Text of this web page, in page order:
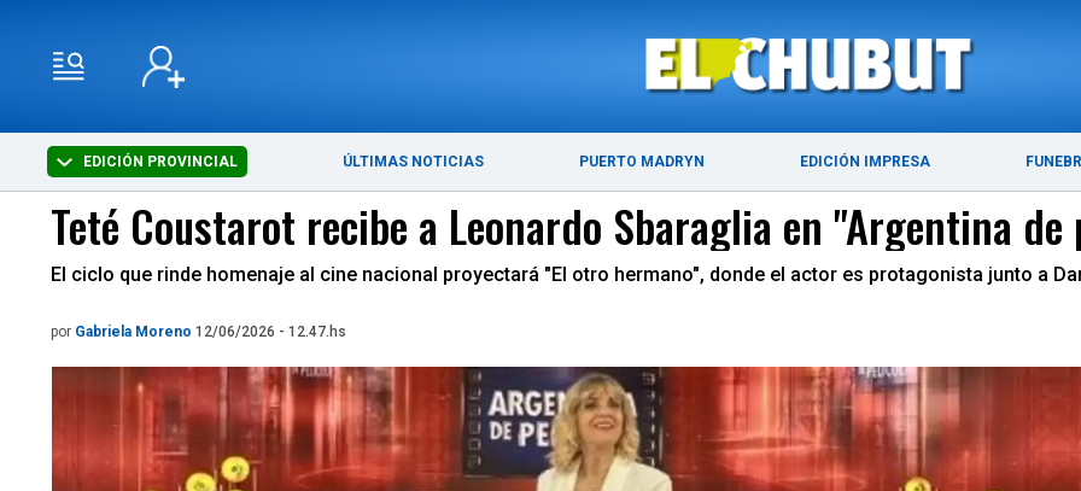
EDICIÓN PROVINCIAL ÚLTIMAS NOTICIAS PUERTO MADRYN EDICIÓN IMPRESA
ÚLTIMAS NOTICIAS PUERTO MADRYN
Teté Coustarot recibe a Leonardo Sbaraglia en "Argentina
El ciclo que rinde homenaje al cine nacional proyectará "El otro hermano", donde el actor es protagonista junto a
por Gabriela Moreno 12/06/2026 - 12.47.hs